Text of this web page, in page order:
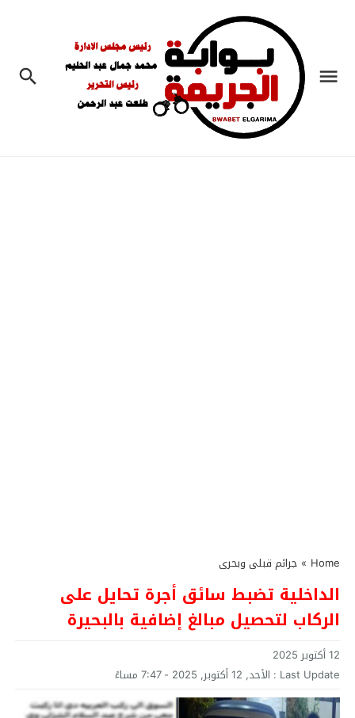
Home
» جرائم قبلى وبحرى
الداخلية تضبط سائق أجرة تحايل على
الركاب لتحصيل مبالغ إضافية بالبحيرة
12 أكتوبر 2025
Last Update : الأحد, 12 أكتوبر, 2025 - 7:47 مساءً